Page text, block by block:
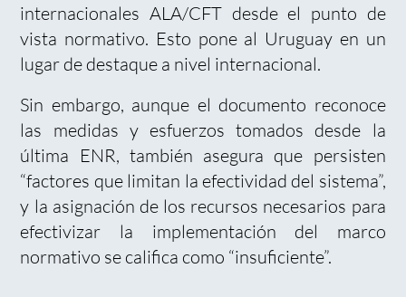
internacionales ALA/CFT desde el punto de
vista normativo. Esto pone al Uruguay en un
lugar de destaque a nivel internacional.
Sin embargo, aunque el documento reconoce
las medidas y esfuerzos tomados desde la
última ENR, también asegura que persisten
“factores que limitan la efectividad del sistema”,
y la asignación de los recursos necesarios para
efectivizar la implementación del marco
normativo se califica como “insuficiente”.